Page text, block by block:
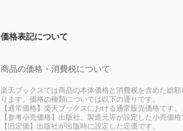
価格表記について
商品の価格・消費税について
楽天ブックスでは商品の本体価格と消費税を含めた総額
ります。価格の種類については以下の通りです。
【通常価格】楽天ブックスにおける通常販売価格です。
【参考小売価格】出版社、製造元等が設定した小売価格
【旧定価】出版社が出版時に設定した定価です。